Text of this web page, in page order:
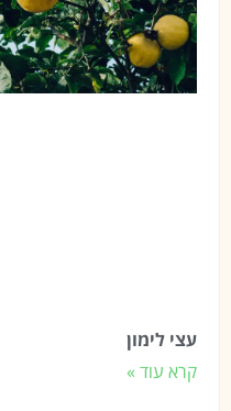
עצי לימון
קרא עוד »